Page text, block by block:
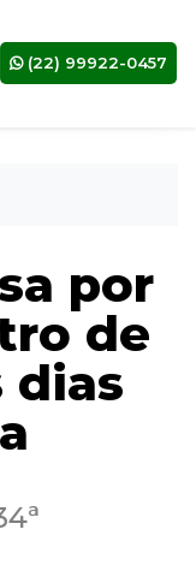
(22) 99922-0457
por
de
dias